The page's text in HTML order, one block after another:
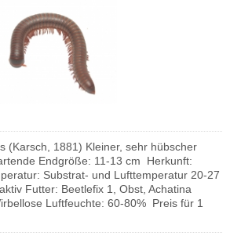
(Karsch, 1881) Kleiner, sehr hübscher
Endgröße: 11-13 cm Herkunft:
Substrat- und Lufttemperatur 20-27
Futter: Beetlefix 1, Obst, Achatina
Luftfeuchte: 60-80% Preis für 1